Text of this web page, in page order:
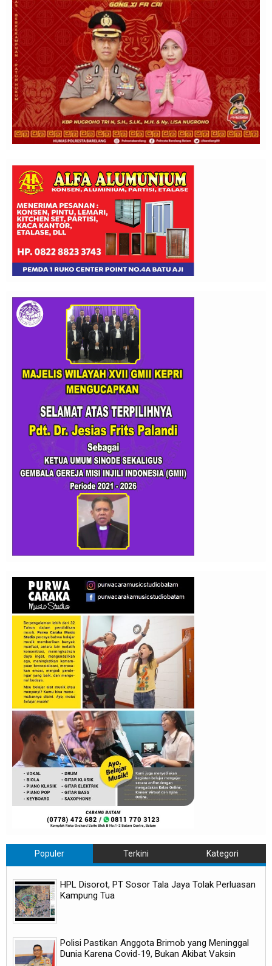
Populer Terkini Kategori
HPL Disorot, PT Sosor Tala Jaya Tolak Perluasan
Kampung Tua
Polisi Pastikan Anggota Brimob yang Meninggal
Dunia Karena Covid-19, Bukan Akibat Vaksin